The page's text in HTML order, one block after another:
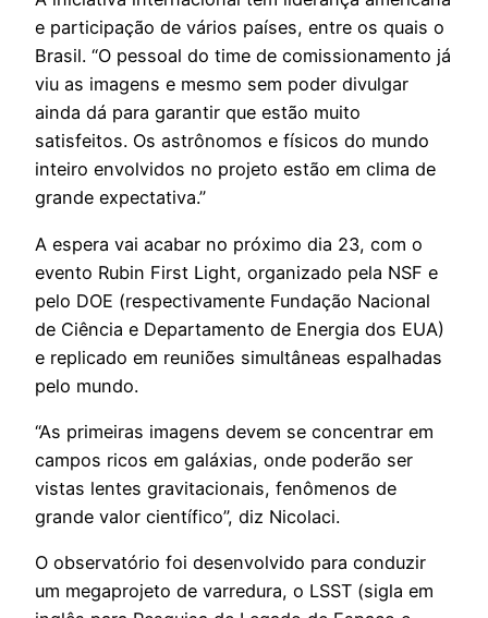
e participação de vários países, entre os quais o
Brasil. “O pessoal do time de comissionamento já
viu as imagens e mesmo sem poder divulgar
ainda dá para garantir que estão muito
satisfeitos. Os astrônomos e físicos do mundo
inteiro envolvidos no projeto estão em clima de
grande expectativa.”
A espera vai acabar no próximo dia 23, com o
evento Rubin First Light, organizado pela NSF e
pelo DOE (respectivamente Fundação Nacional
de Ciência e Departamento de Energia dos EUA)
e replicado em reuniões simultâneas espalhadas
pelo mundo.
“As primeiras imagens devem se concentrar em
campos ricos em galáxias, onde poderão ser
vistas lentes gravitacionais, fenômenos de
grande valor científico”, diz Nicolaci.
O observatório foi desenvolvido para conduzir
um megaprojeto de varredura, o LSST (sigla em